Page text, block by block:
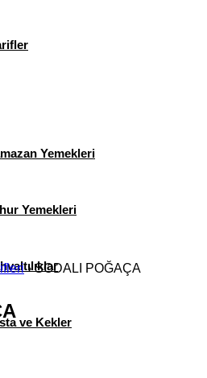
Yemekleri
Yemekleri
ve Kekler
›SODALI POĞAÇA